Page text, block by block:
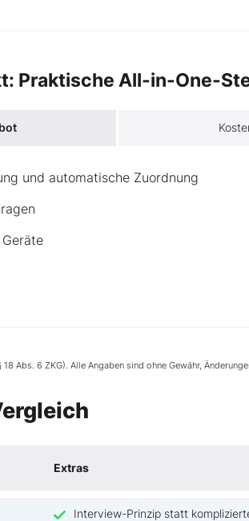
Praktische All-in-One-
und automatische Zuordnung
Abs. 6 ZKG). Alle Angaben sind ohne Gewähr,
Extras
Interview-Prinzip statt